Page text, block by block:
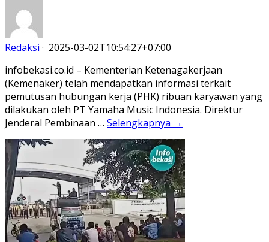
Redaksi · 2025-03-02T10:54:27+07:00
infobekasi.co.id – Kementerian Ketenagakerjaan
(Kemenaker) telah mendapatkan informasi terkait
pemutusan hubungan kerja (PHK) ribuan karyawan yang
dilakukan oleh PT Yamaha Music Indonesia. Direktur
Jenderal Pembinaan … Selengkapnya →